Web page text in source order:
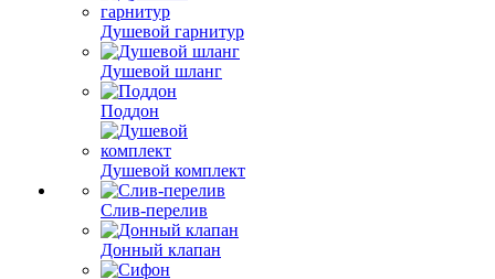
Душевой гарнитур
Душевой шланг
Поддон
Душевой комплект
Слив-перелив
Донный клапан